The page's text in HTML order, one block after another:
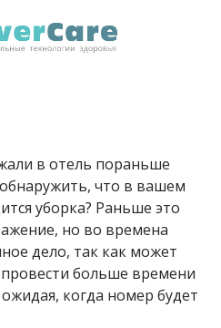
в отель пораньше
что в вашем
уборка? Раньше это
но во времена
дело, так как может
больше времени
когда номер будет